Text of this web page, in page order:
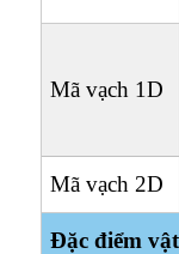
Mã vạch 1D
Mã vạch 2D
Đặc điểm